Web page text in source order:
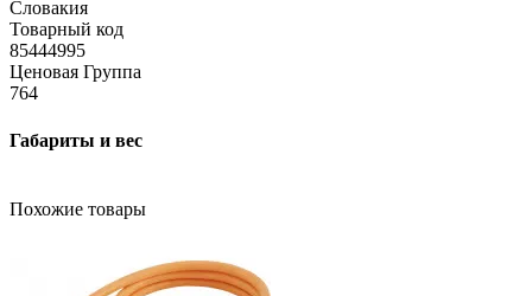
Словакия
Товарный код
85444995
Ценовая Группа
764
Габариты и вес
Похожие товары